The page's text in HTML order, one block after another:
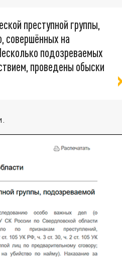
преступной группы,
совершённых на
подозреваемых
проведены обыски